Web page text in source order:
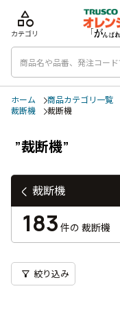
category
カテゴリ
ホーム 商品カテゴリ一覧
裁断機
裁断機
”裁断機”
filter_alt 絞り込み
裁断機
183 件の 裁断機